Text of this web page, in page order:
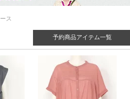
ス
予約商品アイテム一覧